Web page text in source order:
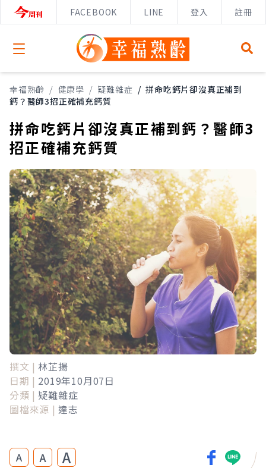
FACEBOOK LINE 登入 註冊
Open menu
幸福熟齡 / 健康學 / 疑難雜症 / 拼命吃鈣片卻沒真正補到
鈣？醫師3招正確補充鈣質
拼命吃鈣片卻沒真正補到鈣？醫師3
招正確補充鈣質
撰文 | 林芷揚
日期 | 2019年10月07日
分類 | 疑難雜症
圖檔來源 | 達志
A A A